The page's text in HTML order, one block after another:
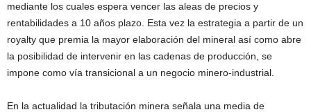
mediante los cuales espera vencer las aleas de precios y
rentabilidades a 10 años plazo. Esta vez la estrategia a partir de un
royalty que premia la mayor elaboración del mineral así como abre
la posibilidad de intervenir en las cadenas de producción, se
impone como vía transicional a un negocio minero-industrial.
En la actualidad la tributación minera señala una media de